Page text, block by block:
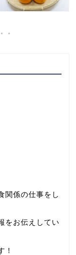
関係の仕事をし
をお伝えしてい
！